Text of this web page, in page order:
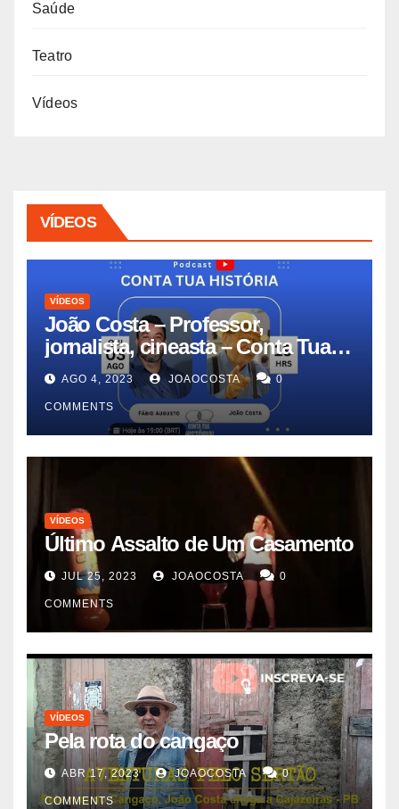
Saúde
Teatro
Vídeos
VÍDEOS
VÍDEOS
João Costa – Professor,
jornalista, cineasta – Conta Tua
História #11
AGO 4, 2023 JOAOCOSTA 0
COMMENTS
VÍDEOS
Último Assalto de Um Casamento
JUL 25, 2023 JOAOCOSTA 0
COMMENTS
VÍDEOS
Pela rota do cangaço
ABR 17, 2023 JOAOCOSTA 0
COMMENTS